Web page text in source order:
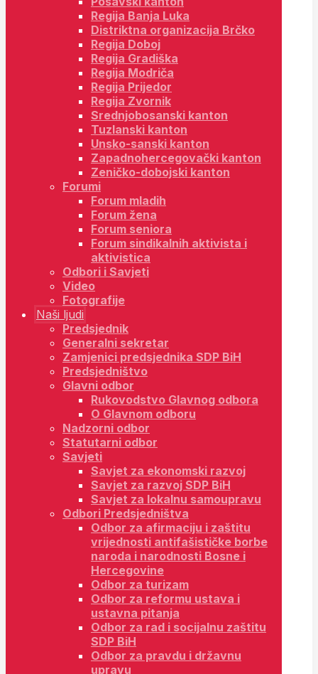
Regija Banja Luka
Distriktna organizacija Brčko
Regija Doboj
Regija Gradiška
Regija Modriča
Regija Prijedor
Regija Zvornik
Srednjobosanski kanton
Tuzlanski kanton
Unsko-sanski kanton
Zapadnohercegovački kanton
Zeničko-dobojski kanton
Forumi
Forum mladih
Forum žena
Forum seniora
Forum sindikalnih aktivista i
aktivistica
Odbori i Savjeti
Video
Fotografije
Naši ljudi
Predsjednik
Generalni sekretar
Zamjenici predsjednika SDP BiH
Predsjedništvo
Glavni odbor
Rukovodstvo Glavnog odbora
O Glavnom odboru
Nadzorni odbor
Statutarni odbor
Savjeti
Savjet za ekonomski razvoj
Savjet za razvoj SDP BiH
Savjet za lokalnu samoupravu
Odbori Predsjedništva
Odbor za afirmaciju i zaštitu
vrijednosti antifašističke borbe
naroda i narodnosti Bosne i
Hercegovine
Odbor za turizam
Odbor za reformu ustava i
ustavna pitanja
Odbor za rad i socijalnu zaštitu
SDP BiH
Odbor za pravdu i državnu
upravu